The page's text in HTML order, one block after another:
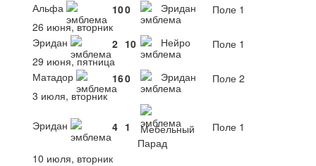
Альфа
100 Эридан
Поле 1
26 июня, вторник
Эридан
2 10 Нейро
Поле 1
29 июня, пятница
Матадор
160 Эридан
Поле 2
3 июля, вторник
Эридан 4 1
Мебельный
Парад
Поле 1
10 июля, вторник